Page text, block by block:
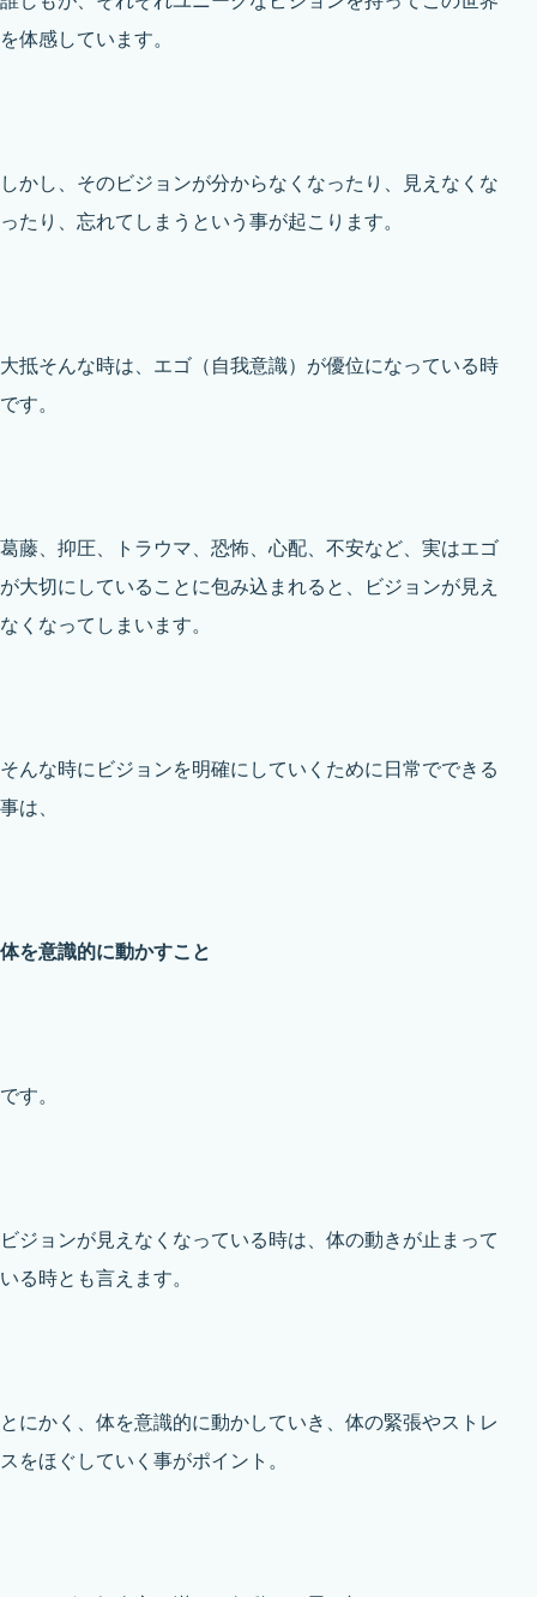
を体感しています。
しかし、そのビジョンが分からなくなったり、見えなくな
ったり、忘れてしまうという事が起こります。
大抵そんな時は、エゴ（自我意識）が優位になっている時
です。
葛藤、抑圧、トラウマ、恐怖、心配、不安など、実はエゴ
が大切にしていることに包み込まれると、ビジョンが見え
なくなってしまいます。
そんな時にビジョンを明確にしていくために日常でできる
事は、
体を意識的に動かすこと
です。
ビジョンが見えなくなっている時は、体の動きが止まって
いる時とも言えます。
とにかく、体を意識的に動かしていき、体の緊張やストレ
スをほぐしていく事がポイント。